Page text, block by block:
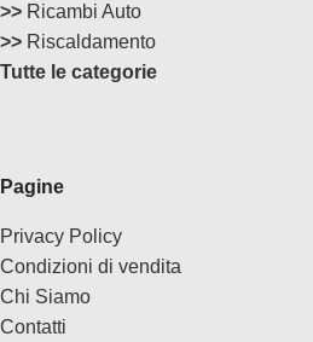
>> Ricambi Auto
>> Riscaldamento
Tutte le categorie
Pagine
Privacy Policy
Condizioni di vendita
Chi Siamo
Contatti